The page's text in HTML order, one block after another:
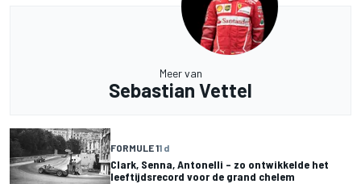
Meer van
Sebastian Vettel
FORMULE 11 d
Clark, Senna, Antonelli – zo ontwikkelde het
leeftijdsrecord voor de grand chelem